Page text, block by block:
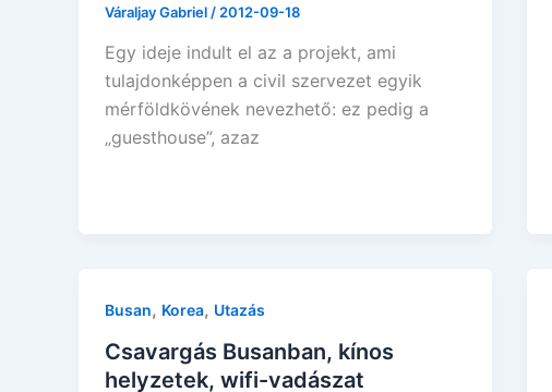
Váraljay Gabriel / 2012-09-18
Egy ideje indult el az a projekt, ami
tulajdonképpen a civil szervezet egyik
mérföldkövének nevezhető: ez pedig a
„guesthouse”, azaz
Busan, Korea, Utazás
Csavargás Busanban, kínos
helyzetek, wifi-vadászat